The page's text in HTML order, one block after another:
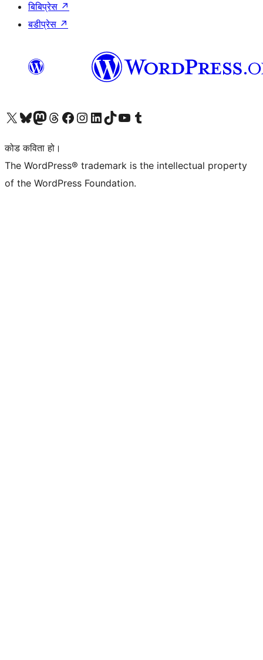
बिबिप्रेस ↗
बडीप्रेस ↗
हाम्रो X (पहिले ट्विटर) खातामा जानुहोस्
हाम्रो Bluesky खाता भ्रमण गर्नुहोस्
हाम्रो म्यास्टोडन खाता भ्रमण गर्नुहोस्
हाम्रो थ्रेड्स खातामा जानुहोस्
हाम्रो फेसबुक पेजमा जानुहोस्
हाम्रो इन्स्टाग्राम खातामा जानुहोस्
हाम्रो लिङ्क्डइन खातामा जानुहोस्
हाम्रो TikTok खाता भ्रमण गर्नुहोस्
हाम्रो युट्युब च्यानलमा जानुहोस्
हाम्रो टम्बलर खाता भ्रमण गर्नुहोस्
कोड कविता हो।
The WordPress® trademark is the intellectual property
of the WordPress Foundation.